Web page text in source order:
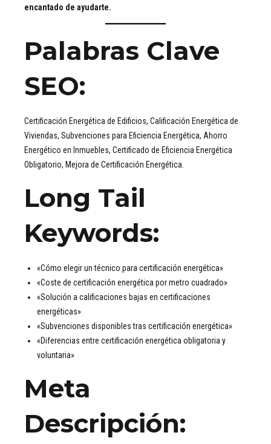
encantado de ayudarte.
Palabras Clave
SEO:
Certificación Energética de Edificios, Calificación Energética de
Viviendas, Subvenciones para Eficiencia Energética, Ahorro
Energético en Inmuebles, Certificado de Eficiencia Energética
Obligatorio, Mejora de Certificación Energética.
Long Tail
Keywords:
«Cómo elegir un técnico para certificación energética»
«Coste de certificación energética por metro cuadrado»
«Solución a calificaciones bajas en certificaciones
energéticas»
«Subvenciones disponibles tras certificación energética»
«Diferencias entre certificación energética obligatoria y
voluntaria»
Meta
Descripción: